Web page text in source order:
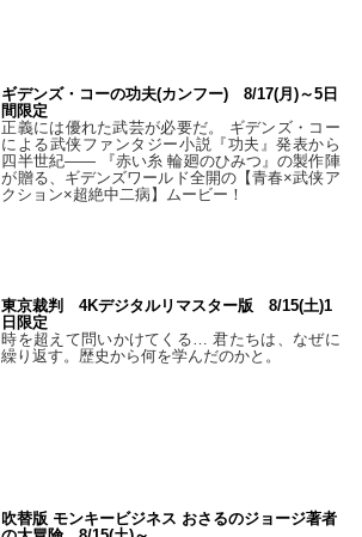
ギデンズ・コーの功夫(カンフー) 8/17(月)～5日
間限定
正義には優れた武芸が必要だ。 ギデンズ・コー
による武侠ファンタジー小説『功夫』発表から
四半世紀―― 『赤い糸 輪廻のひみつ』の製作陣
が贈る、ギデンズワールド全開の【青春×武侠ア
クション×超絶中二病】ムービー！
東京裁判 4Kデジタルリマスター版 8/15(土)1
日限定
時を超えて問いかけてくる… 君たちは、なぜに
繰り返す。歴史から何を学んだのかと。
吹替版 モンキービジネス おさるのジョージ著者